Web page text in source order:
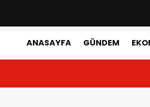
ANASAYFA GÜNDEM